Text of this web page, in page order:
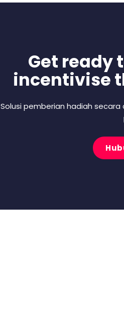
Get ready
incentivise
Solusi pemberian hadiah